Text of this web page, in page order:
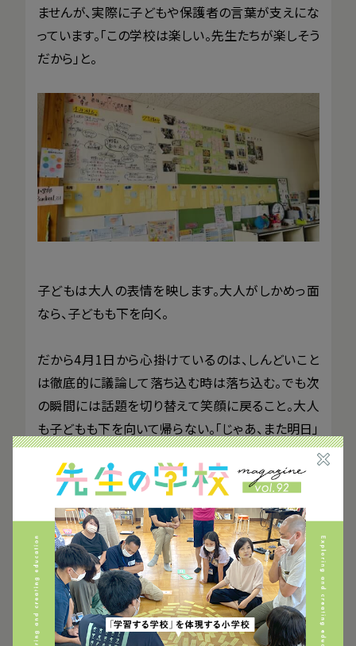
ませんが、実際に子どもや保護者の言葉が支えにな
っています。「この学校は楽しい。先生たちが楽しそう
だから」と。
子どもは大人の表情を映します。大人がしかめっ面
なら、子どもも下を向く。
だから4月1日から心掛けているのは、しんどいこと
は徹底的に議論して落ち込む時は落ち込む。でも次
の瞬間には話題を切り替えて笑顔に戻ること。大人
も子どもも下を向いて帰らない。「じゃあ、また明日」
と言える空気を大事にしています。
大人の声ではなく、子どもの声が全ての起点
——「自分たちの学校は自分たちでつくる」というコ
ンセプトを掲げていらっしゃいますが、具体的にこれ
までつくってきたこと、ものを教えてください。